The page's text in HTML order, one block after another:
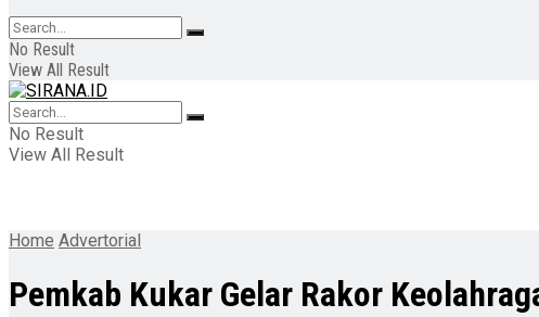
No Result
View All Result
No Result
View All Result
Home Advertorial
Pemkab Kukar Gelar Rakor